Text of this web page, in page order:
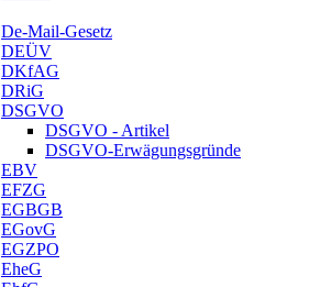
De-Mail-Gesetz
DEÜV
DKfAG
DRiG
DSGVO
DSGVO - Artikel
DSGVO-Erwägungsgründe
EBV
EFZG
EGBGB
EGovG
EGZPO
EheG